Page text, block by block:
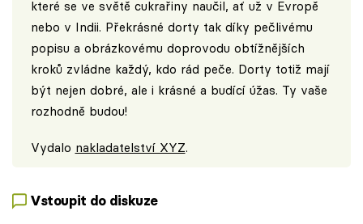
které se ve světě cukrařiny naučil, ať už v Evropě
nebo v Indii. Překrásné dorty tak díky pečlivému
popisu a obrázkovému doprovodu obtížnějších
kroků zvládne každý, kdo rád peče. Dorty totiž mají
být nejen dobré, ale i krásné a budící úžas. Ty vaše
rozhodně budou!
Vydalo nakladatelství XYZ.
Vstoupit do diskuze